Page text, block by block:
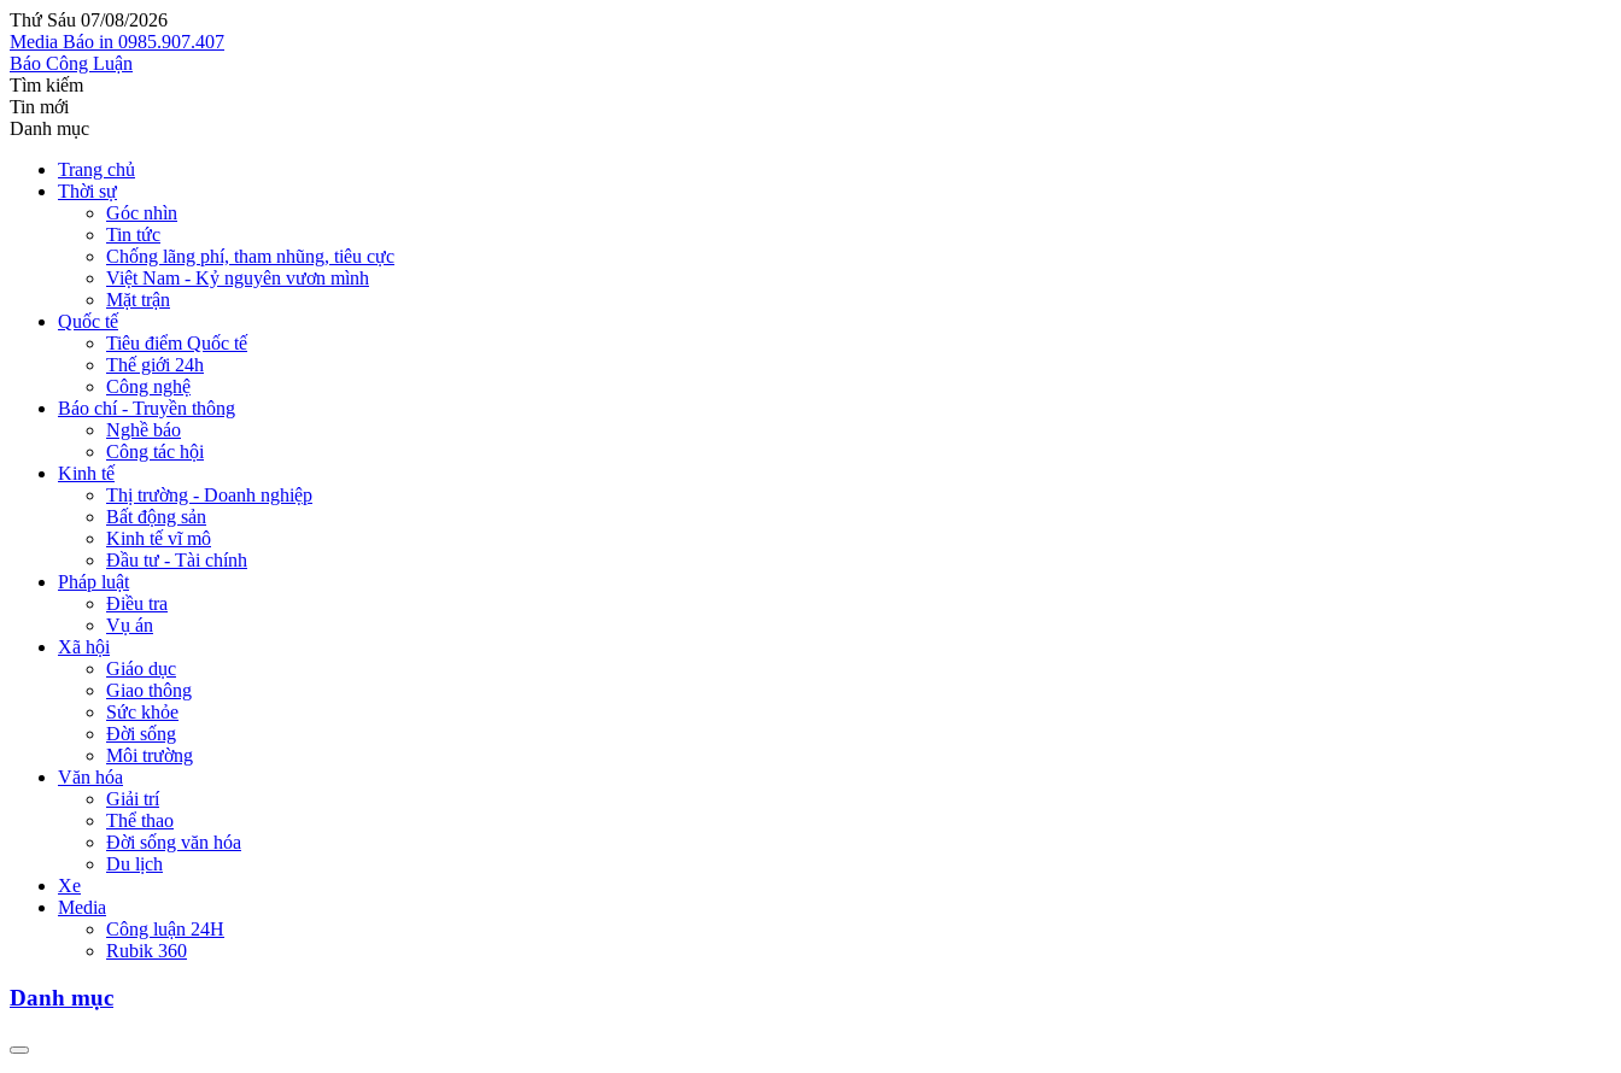
Thứ Sáu 07/08/2026
Media Báo in 0985.907.407
Báo Công Luận
Tìm kiếm
Tin mới
Danh mục
Trang chủ
Thời sự
Góc nhìn
Tin tức
Chống lãng phí, tham nhũng, tiêu cực
Việt Nam - Kỷ nguyên vươn mình
Mặt trận
Quốc tế
Tiêu điểm Quốc tế
Thế giới 24h
Công nghệ
Báo chí - Truyền thông
Nghề báo
Công tác hội
Kinh tế
Thị trường - Doanh nghiệp
Bất động sản
Kinh tế vĩ mô
Đầu tư - Tài chính
Pháp luật
Điều tra
Vụ án
Xã hội
Giáo dục
Giao thông
Sức khỏe
Đời sống
Môi trường
Văn hóa
Giải trí
Thể thao
Đời sống văn hóa
Du lịch
Xe
Media
Công luận 24H
Rubik 360
Danh mục